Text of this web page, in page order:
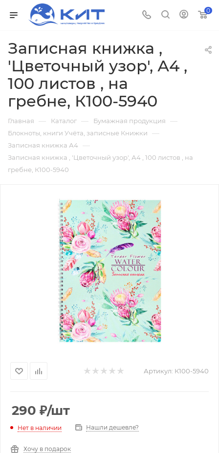
0
Записная книжка ,
'Цветочный узор', А4 ,
100 листов , на
гребне, К100-5940
Главная — Каталог — Бумажная продукция —
Блокноты, книги Учёта, записные Книжки —
Записная книжка А4 —
Записная книжка , 'Цветочный узор', А4 , 100 листов , на
гребне, К100-5940
Артикул: К100-5940
290 ₽/шт
Нет в наличии Нашли дешевле?
Хочу в подарок